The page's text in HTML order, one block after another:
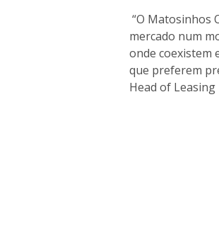
“O Matosinhos
mercado num
onde coexistem
que preferem
Head of Leasing